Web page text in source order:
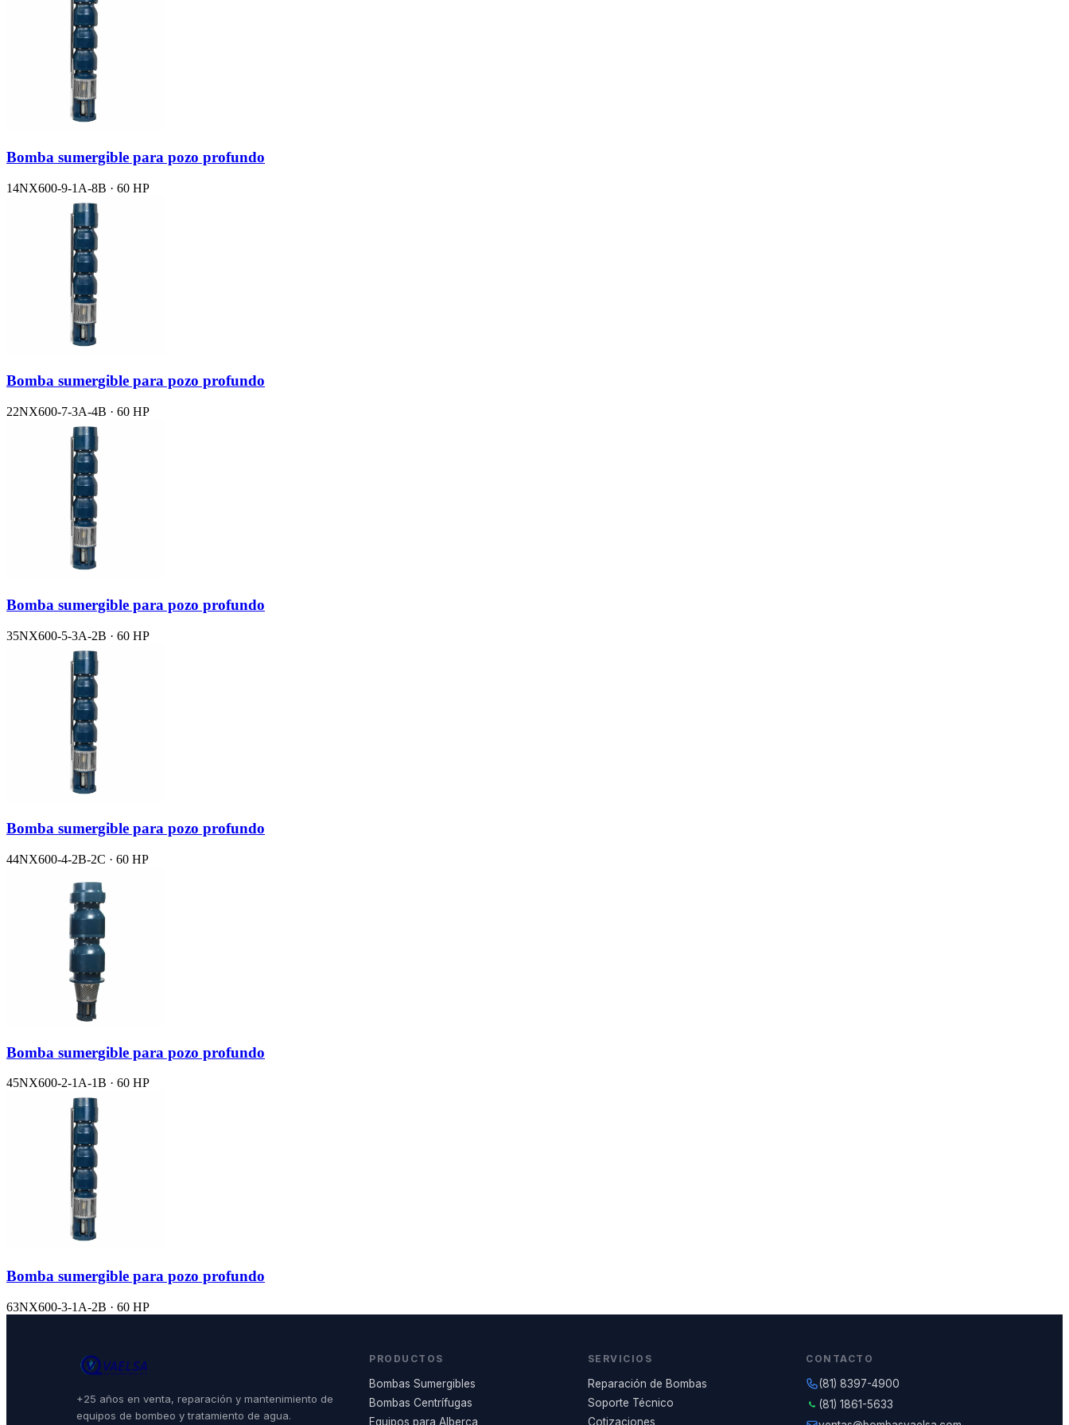
Bomba sumergible para pozo profundo
14NX600-9-1A-8B · 60 HP
Bomba sumergible para pozo profundo
22NX600-7-3A-4B · 60 HP
Bomba sumergible para pozo profundo
35NX600-5-3A-2B · 60 HP
Bomba sumergible para pozo profundo
44NX600-4-2B-2C · 60 HP
Bomba sumergible para pozo profundo
45NX600-2-1A-1B · 60 HP
Bomba sumergible para pozo profundo
63NX600-3-1A-2B · 60 HP
+25 años en venta, reparación y mantenimiento de
equipos de bombeo y tratamiento de agua.
PRODUCTOS
Bombas Sumergibles
Bombas Centrífugas
Equipos para Alberca
SERVICIOS
Reparación de Bombas
Soporte Técnico
Cotizaciones
CONTACTO
(81) 8397-4900
(81) 1861-5633